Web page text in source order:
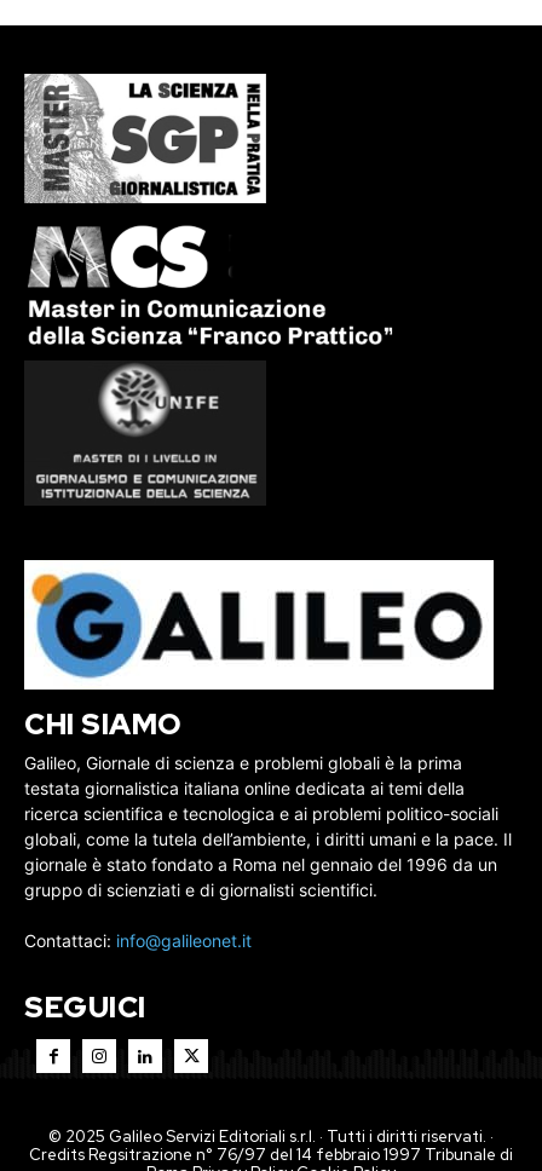
CHI SIAMO
Galileo, Giornale di scienza e problemi globali è la prima
testata giornalistica italiana online dedicata ai temi della
ricerca scientifica e tecnologica e ai problemi politico-sociali
globali, come la tutela dell’ambiente, i diritti umani e la pace. Il
giornale è stato fondato a Roma nel gennaio del 1996 da un
gruppo di scienziati e di giornalisti scientifici.
Contattaci: info@galileonet.it
SEGUICI
© 2025 Galileo Servizi Editoriali s.r.l. · Tutti i diritti riservati. ·
Credits Regsitrazione n° 76/97 del 14 febbraio 1997 Tribunale di